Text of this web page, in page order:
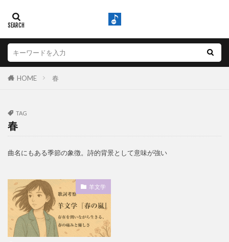
HOME 春
TAG
春
曲名にもある季節の象徴。詩的背景として意味が強い
羊文学